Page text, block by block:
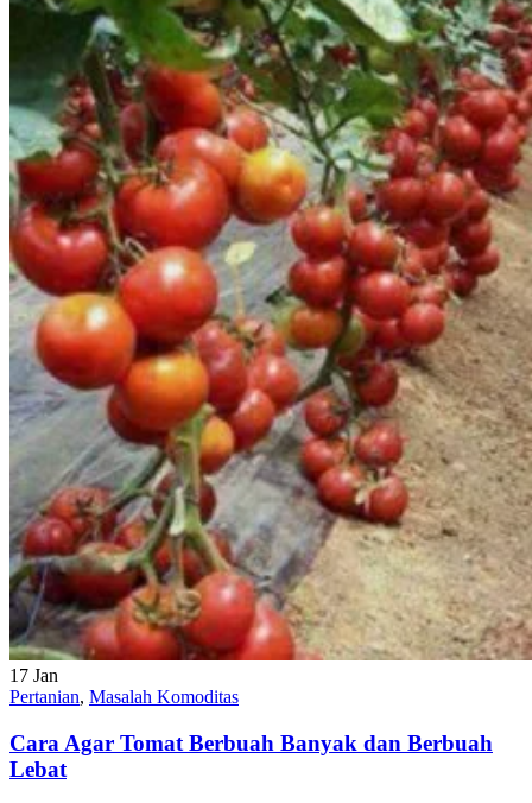
17 Jan
Pertanian, Masalah Komoditas
Cara Agar Tomat Berbuah Banyak dan Berbuah
Lebat